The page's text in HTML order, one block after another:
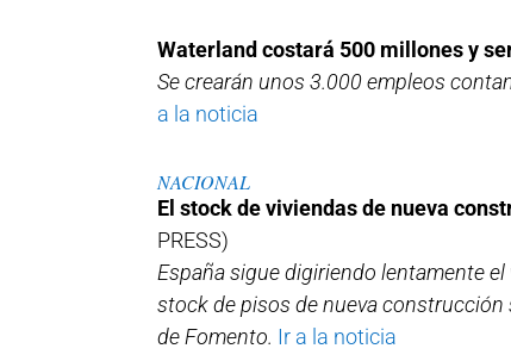
Waterland costará 500 millones y
Se crearán unos 3.000 empleos
a la noticia
NACIONAL
El stock de viviendas de nueva
PRESS)
España sigue digiriendo lentamente
stock de pisos de nueva construcción
de Fomento. Ir a la noticia